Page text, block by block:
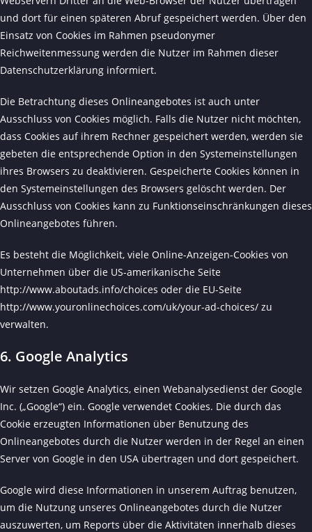
und dort für einen späteren Abruf gespeichert werden. Über den
Einsatz von Cookies im Rahmen pseudonymer
Reichweitenmessung werden die Nutzer im Rahmen dieser
Datenschutzerklärung informiert.
Die Betrachtung dieses Onlineangebotes ist auch unter
Ausschluss von Cookies möglich. Falls die Nutzer nicht möchten,
dass Cookies auf ihrem Rechner gespeichert werden, werden sie
gebeten die entsprechende Option in den Systemeinstellungen
ihres Browsers zu deaktivieren. Gespeicherte Cookies können in
den Systemeinstellungen des Browsers gelöscht werden. Der
Ausschluss von Cookies kann zu Funktionseinschränkungen dieses
Onlineangebotes führen.
Es besteht die Möglichkeit, viele Online-Anzeigen-Cookies von
Unternehmen über die US-amerikanische Seite
http://www.aboutads.info/choices oder die EU-Seite
http://www.youronlinechoices.com/uk/your-ad-choices/ zu
verwalten.
6. Google Analytics
Wir setzen Google Analytics, einen Webanalysedienst der Google
Inc. („Google“) ein. Google verwendet Cookies. Die durch das
Cookie erzeugten Informationen über Benutzung des
Onlineangebotes durch die Nutzer werden in der Regel an einen
Server von Google in den USA übertragen und dort gespeichert.
Google wird diese Informationen in unserem Auftrag benutzen,
um die Nutzung unseres Onlineangebotes durch die Nutzer
auszuwerten, um Reports über die Aktivitäten innerhalb dieses